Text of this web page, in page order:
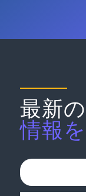
最新の
情報